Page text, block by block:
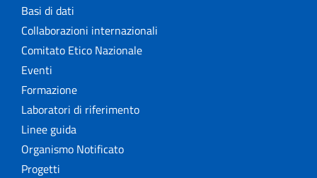
Basi di dati
Collaborazioni internazionali
Comitato Etico Nazionale
Eventi
Formazione
Laboratori di riferimento
Linee guida
Organismo Notificato
Progetti